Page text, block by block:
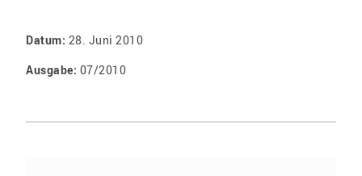
Datum: 28. Juni 2010
Ausgabe: 07/2010